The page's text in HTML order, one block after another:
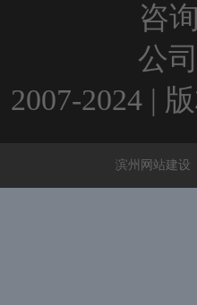
咨
公
2007-2024 |
滨州网站建设